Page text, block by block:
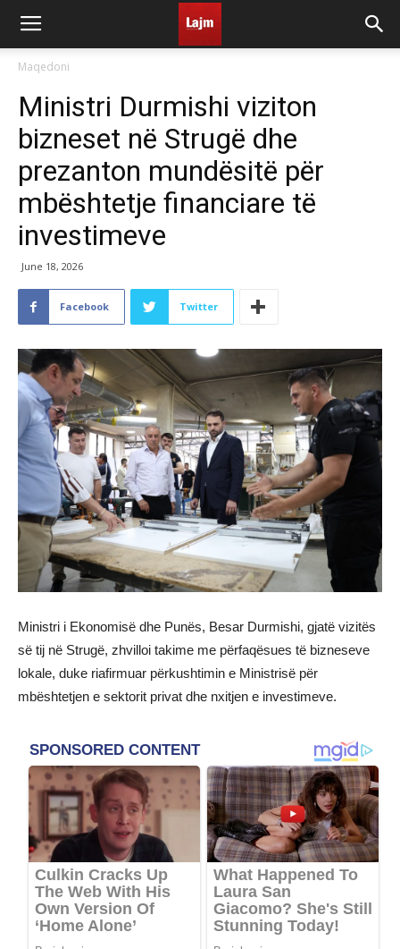
Maqedoni
Ministri Durmishi viziton
bizneset në Strugë dhe
prezanton mundësitë për
mbështetje financiare të
investimeve
June 18, 2026
Facebook Twitter
Ministri i Ekonomisë dhe Punës, Besar Durmishi, gjatë vizitës
së tij në Strugë, zhvilloi takime me përfaqësues të bizneseve
lokale, duke riafirmuar përkushtimin e Ministrisë për
mbështetjen e sektorit privat dhe nxitjen e investimeve.